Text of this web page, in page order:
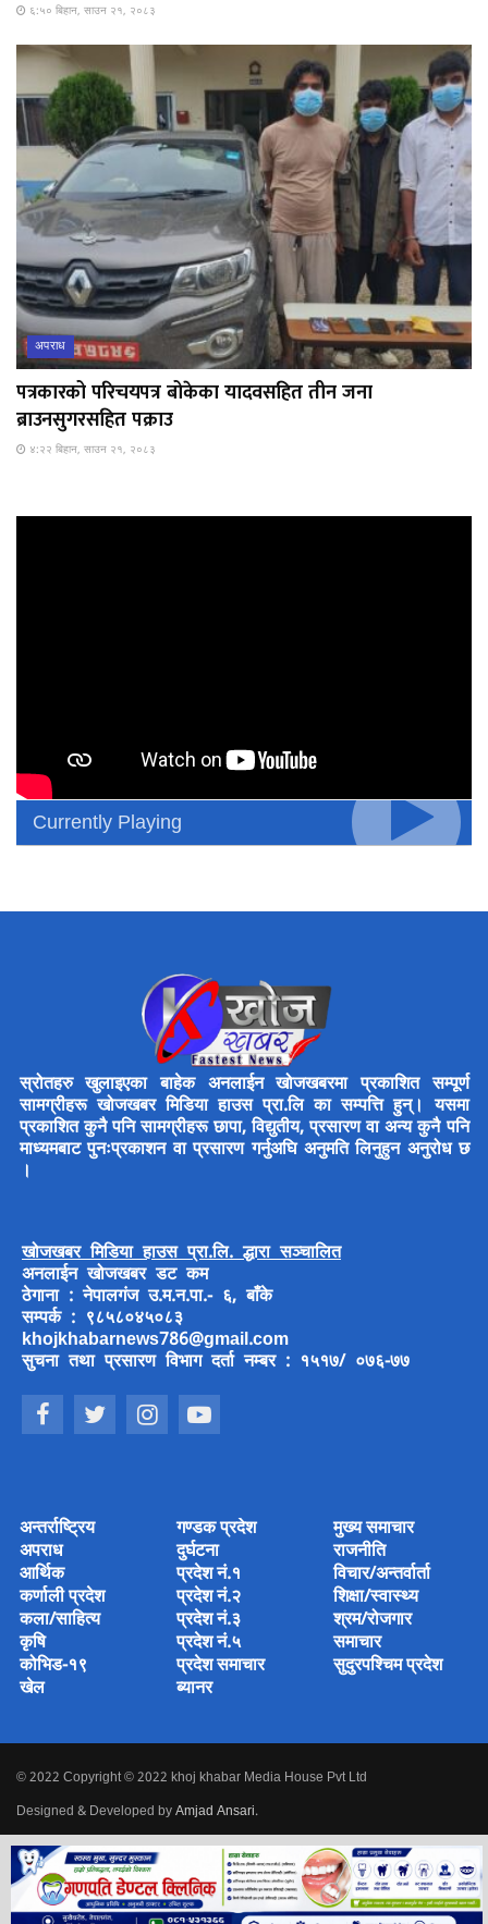
६:५० बिहान, साउन २१, २०८३
अपराध
पत्रकारको परिचयपत्र बोकेका यादवसहित तीन जना
ब्राउनसुगरसहित पक्राउ
४:२२ बिहान, साउन २१, २०८३
Currently Playing
स्रोतहरु खुलाइएका बाहेक अनलाईन खोजखबरमा प्रकाशित सम्पूर्ण
सामग्रीहरू खोजखबर मिडिया हाउस प्रा.लि का सम्पत्ति हुन्। यसमा
प्रकाशित कुनै पनि सामग्रीहरू छापा, विद्युतीय, प्रसारण वा अन्य कुनै पनि
माध्यमबाट पुनःप्रकाशन वा प्रसारण गर्नुअघि अनुमति लिनुहुन अनुरोध छ
।
खोजखबर मिडिया हाउस प्रा.लि. द्धारा सञ्चालित
अनलाईन खोजखबर डट कम
ठेगाना : नेपालगंज उ.म.न.पा.- ६, बाँके
सम्पर्क : ९८५८०४५०८३
khojkhabarnews786@gmail.com
सुचना तथा प्रसारण विभाग दर्ता नम्बर : १५१७/ ०७६-७७
अन्तर्राष्ट्रिय
अपराध
आर्थिक
कर्णाली प्रदेश
कला/साहित्य
कृषि
कोभिड-१९
खेल
गण्डक प्रदेश
दुर्घटना
प्रदेश नं.१
प्रदेश नं.२
प्रदेश नं.३
प्रदेश नं.५
प्रदेश समाचार
ब्यानर
मुख्य समाचार
राजनीति
विचार/अन्तर्वार्ता
शिक्षा/स्वास्थ्य
श्रम/रोजगार
समाचार
सुदुरपश्चिम प्रदेश
© 2022 Copyright © 2022 khoj khabar Media House Pvt Ltd
Designed & Developed byAmjad Ansari.